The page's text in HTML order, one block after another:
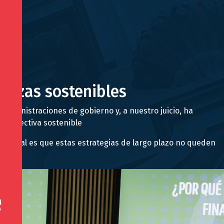
sostenibles
de gobierno y, a nuestro juicio, ha
sostenible
es que estas estrategias de largo plazo no queden